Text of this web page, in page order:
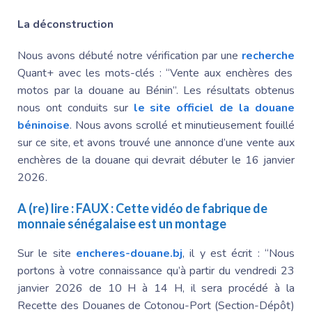
La déconstruction
Nous avons débuté notre vérification par une recherche
Quant+ avec les mots-clés : “Vente aux enchères des
motos par la douane au Bénin”. Les résultats obtenus
nous ont conduits sur le site officiel de la douane
béninoise. Nous avons scrollé et minutieusement fouillé
sur ce site, et avons trouvé une annonce d’une vente aux
enchères de la douane qui devrait débuter le 16 janvier
2026.
A (re) lire :FAUX : Cette vidéo de fabrique de
monnaie sénégalaise est un montage
Sur le site encheres-douane.bj, il y est écrit : “Nous
portons à votre connaissance qu’à partir du vendredi 23
janvier 2026 de 10 H à 14 H, il sera procédé à la
Recette des Douanes de Cotonou-Port (Section-Dépôt)